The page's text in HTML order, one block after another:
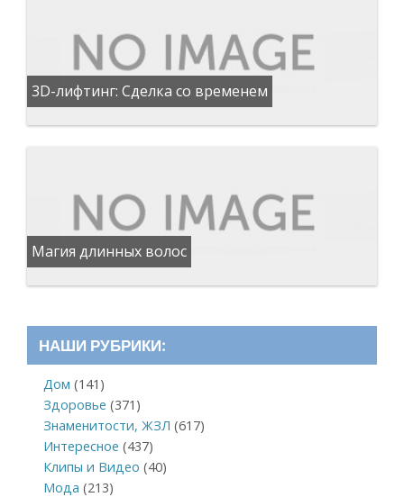
3D-лифтинг: Сделка со временем
Магия длинных волос
НАШИ РУБРИКИ:
Дом (141)
Здоровье (371)
Знаменитости, ЖЗЛ (617)
Интересное (437)
Клипы и Видео (40)
Мода (213)